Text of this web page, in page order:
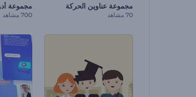
مجموعة عناوين الحركة
70 مشاهد 700 مشاهد